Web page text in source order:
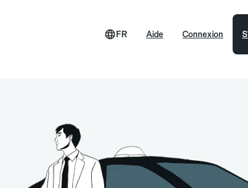
Aide
FR Connexion